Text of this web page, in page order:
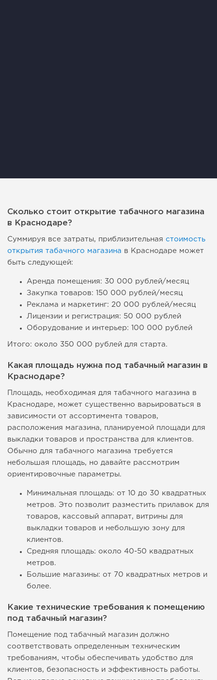
Сколько стоит открытие табачного магазина
в Краснодаре?
Суммируя все затраты, приблизительная стоимость
открытия табачного магазина в Краснодаре может
быть следующей:
Аренда помещения: 30 000 рублей/месяц
Закупка товаров: 150 000 рублей/месяц
Реклама и маркетинг: 20 000 рублей/месяц
Лицензии и регистрация: 50 000 рублей
Оборудование и интерьер: 100 000 рублей
Итого: около 350 000 рублей для старта.
Какая площадь нужна под табачный магазин в
Краснодаре?
Площадь, необходимая для табачного магазина в
Краснодаре, может существенно варьироваться в
зависимости от ассортимента товаров,
расположения магазина, планируемой площади для
выкладки товаров и пространства для клиентов.
Обычно для табачного магазина требуется
небольшая площадь, но давайте рассмотрим
ориентировочные параметры.
Минимальная площадь: от 10 до 30 квадратных
метров. Это позволит разместить прилавок для
товаров, кассовый аппарат, витрины для
выкладки товаров и небольшую зону для
клиентов.
Средняя площадь: около 40-50 квадратных
метров.
Большие магазины: от 70 квадратных метров и
более.
Какие технические требования к помещению
под табачный магазин?
Помещение под табачный магазин должно
соответствовать определенным техническим
требованиям, чтобы обеспечивать удобство для
клиентов, безопасность и эффективность работы.